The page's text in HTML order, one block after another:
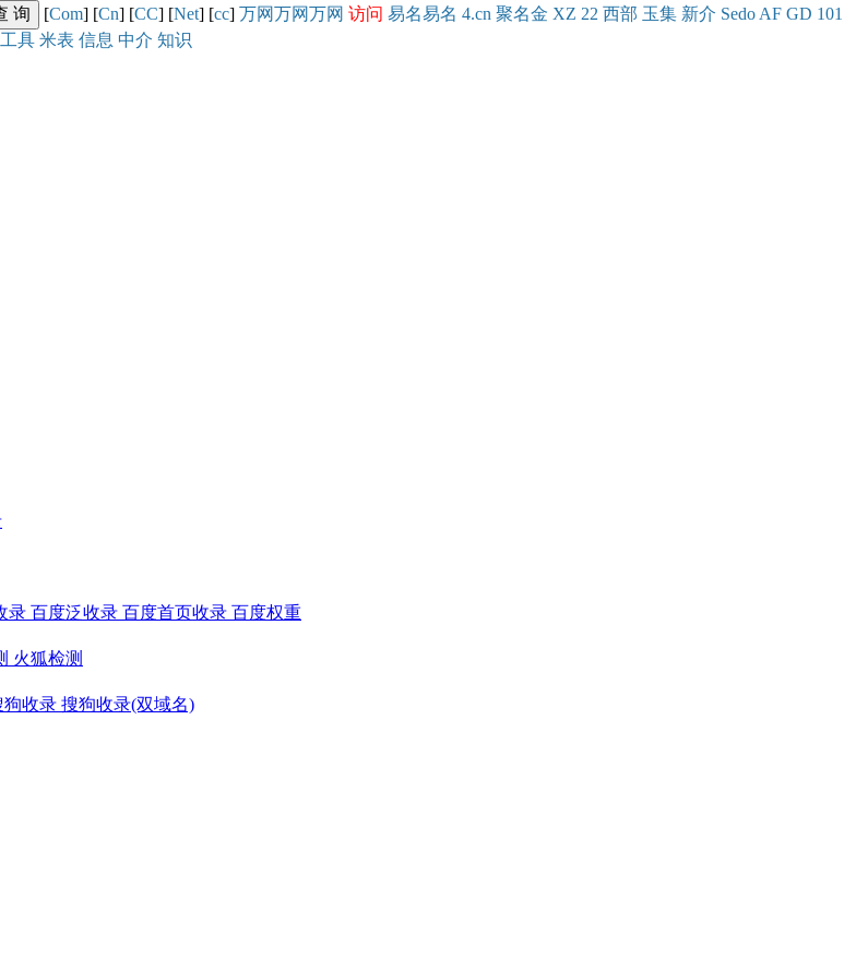
[Com] [Cn] [CC] [Net] [cc] 万网万网万网 访问 易名易名 4.cn 聚名金 XZ 22 西部 玉集 新介 Sedo AF GD 101
工具 米表 信息 中介 知识